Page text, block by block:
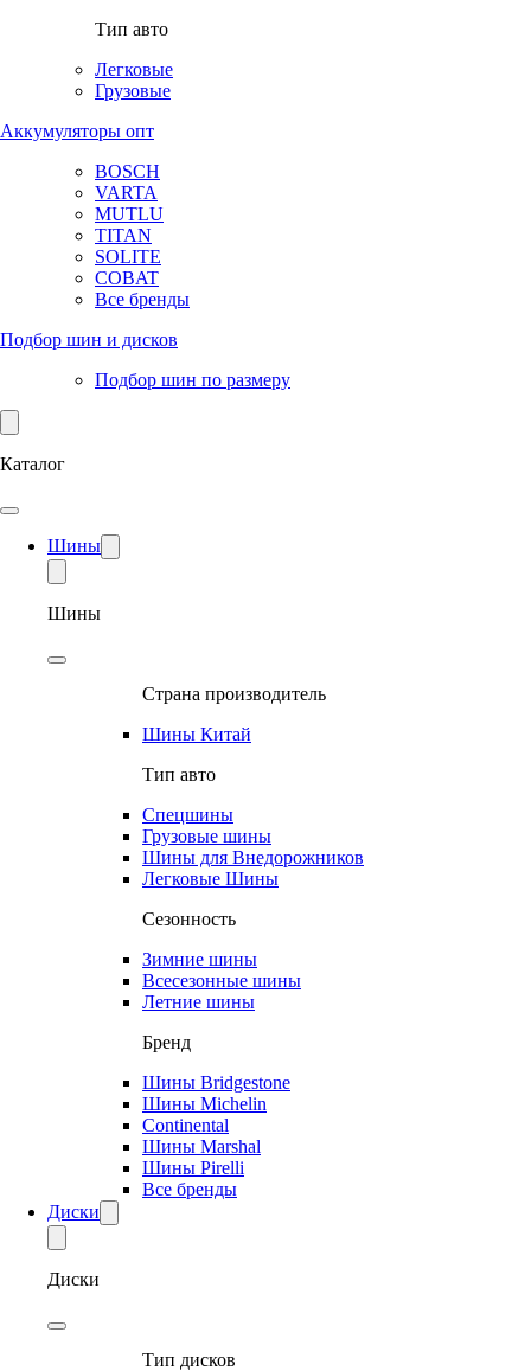
Тип авто
Легковые
Грузовые
Аккумуляторы опт
BOSCH
VARTA
MUTLU
TITAN
SOLITE
COBAT
Все бренды
Подбор шин и дисков
Подбор шин по размеру
Каталог
Шины
Шины
Страна производитель
Шины Китай
Тип авто
Спецшины
Грузовые шины
Шины для Внедорожников
Легковые Шины
Сезонность
Зимние шины
Всесезонные шины
Летние шины
Бренд
Шины Bridgestone
Шины Michelin
Continental
Шины Marshal
Шины Pirelli
Все бренды
Диски
Диски
Тип дисков